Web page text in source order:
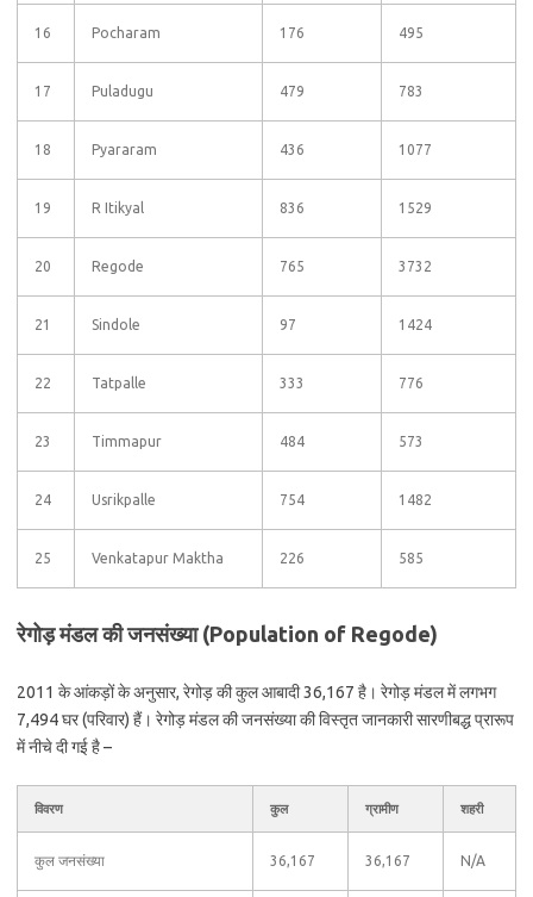
16 Pocharam 176 495
17 Puladugu 479 783
18 Pyararam 436 1077
19 R Itikyal 836 1529
20 Regode 765 3732
21 Sindole 97 1424
22 Tatpalle 333 776
23 Timmapur 484 573
24 Usrikpalle 754 1482
25 Venkatapur Maktha 226 585
रेगोड़ मंडल की जनसंख्या (Population of Regode)
2011 के आंकड़ों के अनुसार, रेगोड़ की कुल आबादी 36,167 है। रेगोड़ मंडल में लगभग
7,494 घर (परिवार) हैं। रेगोड़ मंडल की जनसंख्या की विस्तृत जानकारी सारणीबद्ध प्रारूप
में नीचे दी गई है –
विवरण कुल ग्रामीण शहरी
कुल जनसंख्या 36,167 36,167 N/A